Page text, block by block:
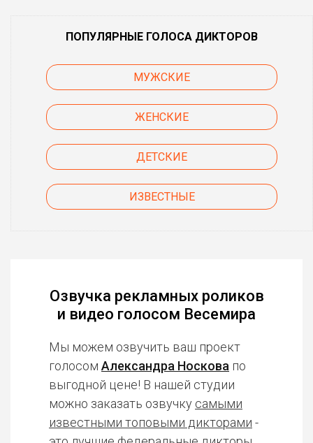
ПОПУЛЯРНЫЕ ГОЛОСА ДИКТОРОВ
МУЖСКИЕ
ЖЕНСКИЕ
ДЕТСКИЕ
ИЗВЕСТНЫЕ
Озвучка рекламных роликов
и видео голосом Весемира
Мы можем озвучить ваш проект
голосом Александра Носкова по
выгодной цене! В нашей студии
можно заказать озвучку самыми
известными топовыми дикторами -